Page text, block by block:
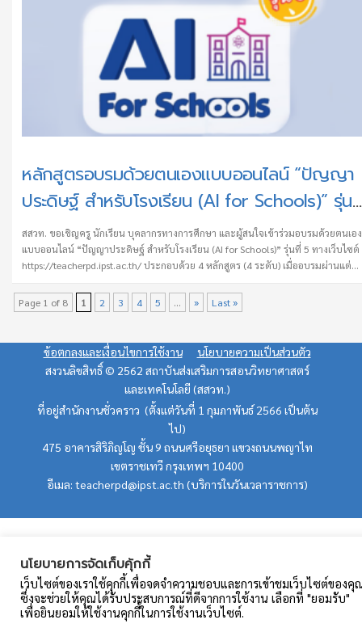
ระยะเวลาการอบรม : เปิดให้เรียนวันที่ …
หลักสูตรอบรมด้วยตนเองแบบออนไลน์ “ปัญญา
ประดิษฐ์ สำหรับโรงเรียน (AI for Schools)” รุ่นที่
5
สสวท. ขอเชิญครู นักเรียน บุคลากรทางการศึกษา และผู้สนใจเข้าร่วมอบรมด้วยตนเอง
แบบออนไลน์ “ปัญญาประดิษฐ์ สำหรับโรงเรียน (AI for Schools)” รุ่นที่ 5 ทางเว็บไซต์
https://teacherpd.ipst.ac.th/ ประกอบด้วย 4 หลักสูตร (4 ระดับ) เมื่ออบรมผ่านแต่ล
พฤศจิกายน 2566 ถึง 20 กุมภาพันธ์ 2567
Page 1 of 8 1 2 3 4 5 ... » Last »
ข้อตกลงและเงื่อนไขการใช้งาน
นโยบายความเป็นส่วนตัว
สงวนลิขสิทธิ์ © 2562 สถาบันส่งเสริมการสอนวิทยาศาสตร์
และเทคโนโลยี (สสวท.)
ที่อยู่สำนักงานชั่วคราว (ตั้งแต่วันที่ 1 กุมภาพันธ์ 2566 เป็นต้น
ไป)
475 อาคารสิริภิญโญ ชั้น 9 ถนนศรีอยุธยา แขวงถนนพญาไท
เขตราชเทวี กรุงเทพฯ 10400
อีเมล: teacherpd@ipst.ac.th (บริการในวันเวลาราชการ)
นโยบายการจัดเก็บคุ้กกี้
เว็บไซต์ของเราใช้คุกกี้เพื่อจดจำความชอบและการเข้าชมเว็บไซต์ของคุ
ซึ่งจะช่วยให้คุณได้รับประสบการณ์ที่ดีจากการใช้งาน เลือกที่ "ยอมรับ"
เพื่อยินยอมให้ใช้งานคุกกี้ในการใช้งานเว็บไซต์.